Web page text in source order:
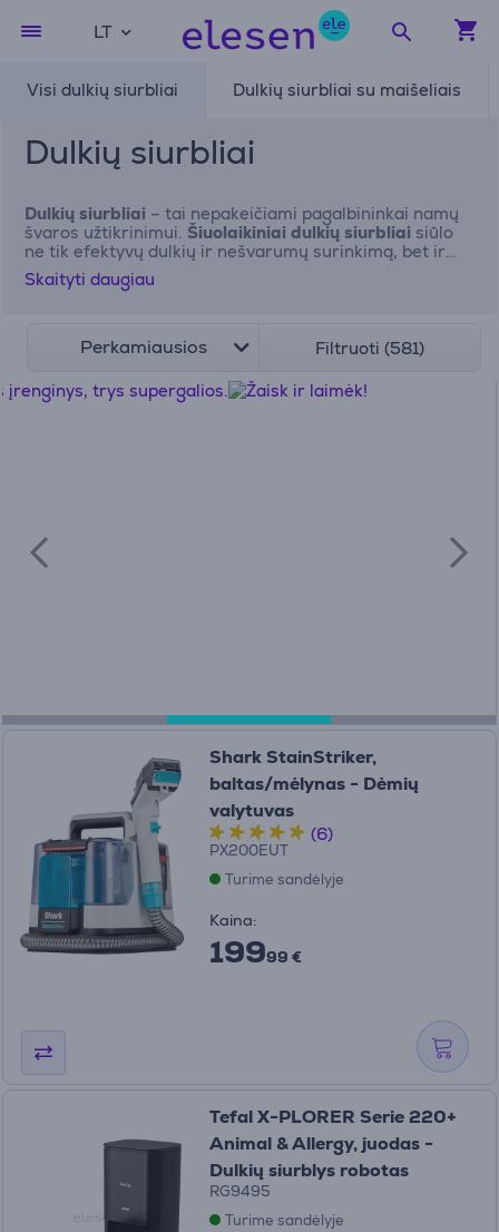
LT
Visi dulkių siurbliai Dulkių siurbliai su maišeliais
Dulkių siurbliai
Dulkių siurbliai – tai nepakeičiami pagalbininkai namų
švaros užtikrinimui. Šiuolaikiniai dulkių siurbliai siūlo
ne tik efektyvų dulkių ir nešvarumų surinkimą, bet ir
pažangias technologijas, kurios palengvina valymą.
Nesvarbu, ar ieškote kompaktiško modelio mažoms
poreikiams tinkamą siurblį. Mėgaukitės švariais namais
Skaityti daugiau
Perkamiausios Filtruoti (581)
Shark StainStriker,
baltas/mėlynas - Dėmių
valytuvas
(6)
PX200EUT
Turime sandėlyje
Kaina:
19999 €
Tefal X-PLORER Serie 220+
Animal & Allergy, juodas -
Dulkių siurblys robotas
RG9495
Turime sandėlyje